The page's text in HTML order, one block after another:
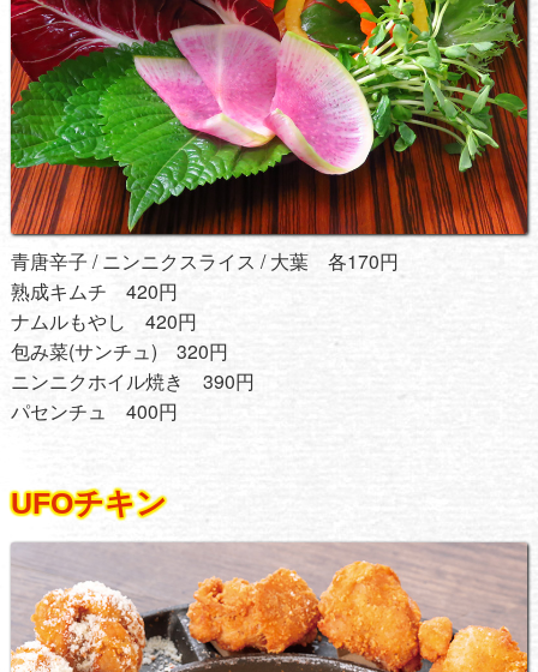
青唐辛子 / ニンニクスライス / 大葉 各170円
熟成キムチ 420円
ナムルもやし 420円
包み菜(サンチュ) 320円
ニンニクホイル焼き 390円
パセンチュ 400円
UFOチキン